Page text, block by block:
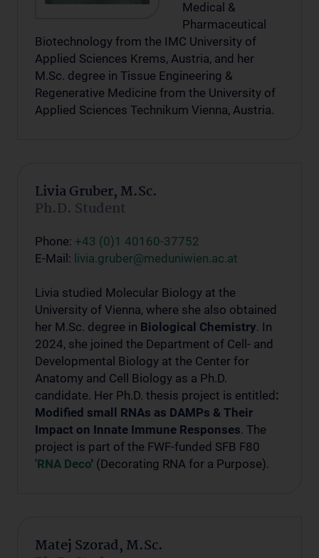
Medical &
Pharmaceutical
Biotechnology from the IMC University of
Applied Sciences Krems, Austria, and her
M.Sc. degree in Tissue Engineering &
Regenerative Medicine from the University of
Applied Sciences Technikum Vienna, Austria.
Livia Gruber, M.Sc.
Ph.D. Student
Phone: +43 (0)1 40160-37752
E-Mail: livia.gruber@meduniwien.ac.at
Livia studied Molecular Biology at the
University of Vienna, where she also obtained
her M.Sc. degree in Biological Chemistry. In
2024, she joined the Department of Cell- and
Developmental Biology at the Center for
Anatomy and Cell Biology as a Ph.D.
candidate. Her Ph.D. thesis project is entitled :
Modified small RNAs as DAMPs & Their
Impact on Innate Immune Responses. The
project is part of the FWF-funded SFB F80
'RNA Deco' (Decorating RNA for a Purpose).
Matej Szorad, M.Sc.